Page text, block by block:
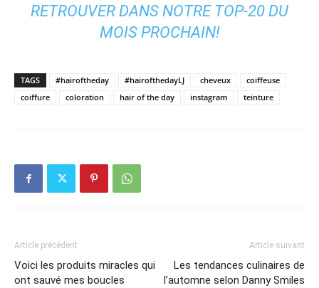
RETROUVER DANS NOTRE TOP-20 DU
MOIS PROCHAIN!
TAGS #hairoftheday #hairofthedayLJ cheveux
coiffeuse
coiffure
coloration hair of the day instagram teinture
Article précédent
Voici les produits miracles qui
ont sauvé mes boucles
Article suivant
Les tendances culinaires de
l’automne selon Danny Smiles